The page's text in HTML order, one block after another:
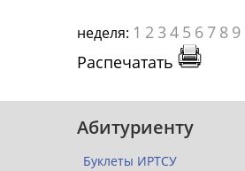
неделя: 1 2 3 4 5 6 7 8 9
Распечатать
Абитуриенту
Буклеты ИРТСУ